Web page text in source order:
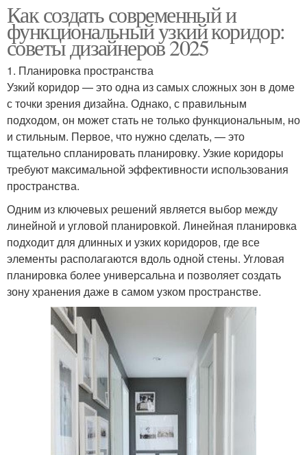
Как создать современный и
функциональный узкий коридор:
советы дизайнеров 2025
1. Планировка пространства
Узкий коридор — это одна из самых сложных зон в доме
с точки зрения дизайна. Однако, с правильным
подходом, он может стать не только функциональным, но
и стильным. Первое, что нужно сделать, — это
тщательно спланировать планировку. Узкие коридоры
требуют максимальной эффективности использования
пространства.
Одним из ключевых решений является выбор между
линейной и угловой планировкой. Линейная планировка
подходит для длинных и узких коридоров, где все
элементы располагаются вдоль одной стены. Угловая
планировка более универсальна и позволяет создать
зону хранения даже в самом узком пространстве.